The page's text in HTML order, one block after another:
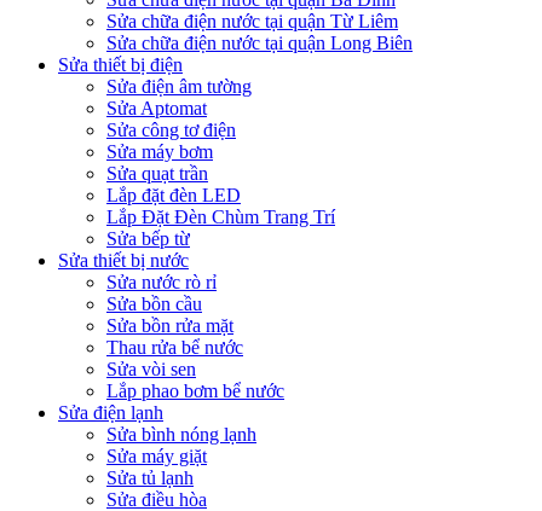
Sửa chữa điện nước tại quận Từ Liêm
Sửa chữa điện nước tại quận Long Biên
Sửa thiết bị điện
Sửa điện âm tường
Sửa Aptomat
Sửa công tơ điện
Sửa máy bơm
Sửa quạt trần
Lắp đặt đèn LED
Lắp Đặt Đèn Chùm Trang Trí
Sửa bếp từ
Sửa thiết bị nước
Sửa nước rò rỉ
Sửa bồn cầu
Sửa bồn rửa mặt
Thau rửa bể nước
Sửa vòi sen
Lắp phao bơm bể nước
Sửa điện lạnh
Sửa bình nóng lạnh
Sửa máy giặt
Sửa tủ lạnh
Sửa điều hòa